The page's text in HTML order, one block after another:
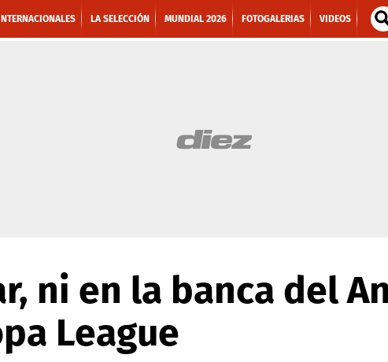
INTERNACIONALES LA SELECCIÓN MUNDIAL 2026 FOTOGALERIAS VIDEOS
ni en la banca del
League